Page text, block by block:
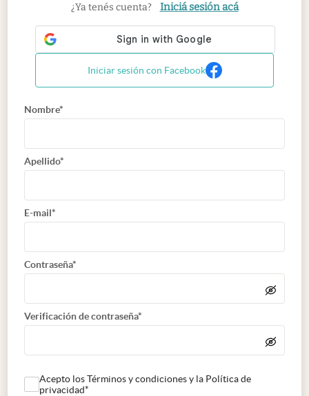
¿Ya tenés cuenta? Iniciá sesión acá
Iniciar sesión con Facebook
Nombre*
Apellido*
E-mail*
Contraseña*
Verificación de contraseña*
Acepto los Términos y condiciones y la Política de
privacidad*